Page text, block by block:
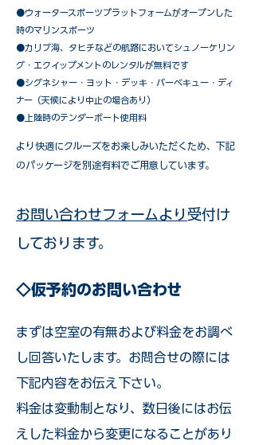
●ウォータースポーツプラットフォームがオープンした
時のマリンスポーツ
●カリブ海、タヒチなどの航路においてシュノーケリン
グ・エクイップメントのレンタルが無料です
​●シグネシャー・ヨット・デッキ・バーベキュー・ディ
ナー（天候により中止の場合あり）
●上陸時のテンダーボート使用料
​より快適にクルーズをお楽しみいただくため、下記
のパッケージを別途有料でご用意しています。​
お問い合わせフォームより 受付け
しております。
◇仮予約のお問い合わせ
まずは空室の有無および料金をお調べ
し回答いたします。お問合せの際には
下記内容をお伝え下さい。
料金は変動制となり、数日後にはお伝
えした料金から変更になることがあり